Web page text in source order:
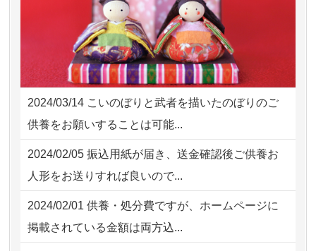
2026/08/02 10:39 神奈川の方からお申込み
2026/08/02 09:15 神奈川の方からお申込み
2026/08/02 06:46 相模原の方からお申込み
2026/08/01 19:28 東京都の方からお申込み
2026/08/01 17:10 東京都の方からお申込み
NEW
お人形の仕分けなども丁寧に行う
様子から、大切...
2026/07/25供養の内容（料金や送り方等）がとて
も丁寧に説...
2026/07/18 つい先日も利用させていただきまし
た。 手続...
2026/07/18 大切にしていたお人形をきちんと供養
してくださ...
2026/07/15 子供の頃から可愛がってきた七段飾り
の雛人形で...
2024/03/14 こいのぼりと武者を描いたのぼりのご
供養をお願いすることは可能...
2024/02/05 振込用紙が届き、送金確認後ご供養お
人形をお送りすれば良いので...
2024/02/01 供養・処分費ですが、ホームページに
掲載されている金額は両方込...